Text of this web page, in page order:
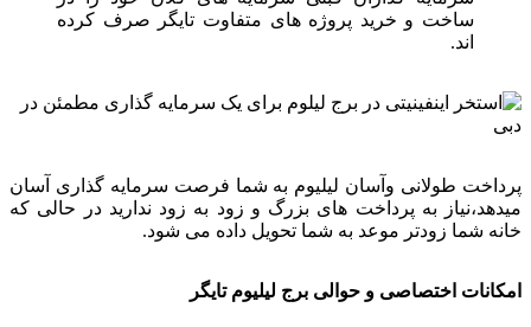
ساخت و خرید پروژه های متفاوت تایگر صرف کرده
اند.
پرداخت طولانی وآسان لیلیوم به شما فرصت سرمایه گذاری آسان
میدهد،نیاز به پرداخت های بزرگ و زود به زود ندارید در حالی که
خانه شما زودتر موعد به شما تحویل داده می شود.
امکانات اختصاصی و حوالی برج لیلیوم تایگر